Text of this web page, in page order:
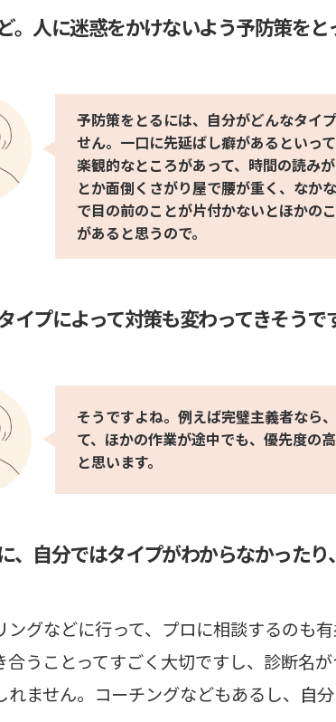
。人に迷惑をかけないよう予防策をと
予防策をとるには、自分がどんなタイ
せん。一口に先延ばし癖があるといっ
楽観的なところがあって、時間の読み
とか面倒くさがり屋で腰が重く、なか
で目の前のことが片付かないとほかの
があると思うので。
イプによって対策も変わってきそうで
そうですよね。例えば完璧主義者なら
て、ほかの作業が途中でも、優先度の
と思います。
、自分ではタイプがわからなかった
ングなどに行って、プロに相談するのも
合うことってすごく大切ですし、診断名
れません。コーチングなどもあるし、自